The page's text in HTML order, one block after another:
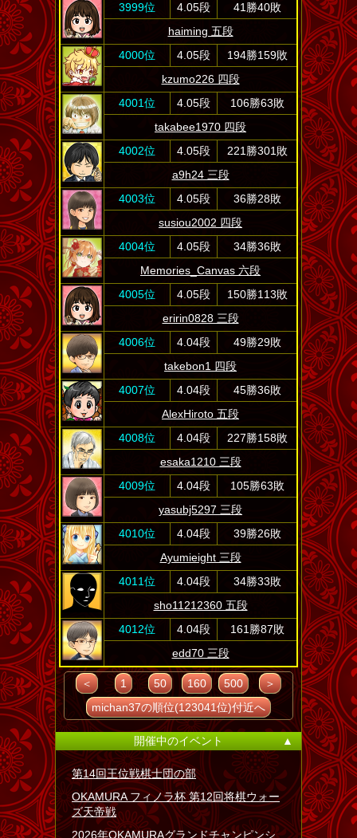
3999位
4.05段
41勝40敗
haiming 五段
4000位
4.05段
194勝159敗
kzumo226 四段
4001位
4.05段
106勝63敗
takabee1970 四段
4002位
4.05段
221勝301敗
a9h24 三段
4003位
4.05段
36勝28敗
susiou2002 四段
4004位
4.05段
34勝36敗
Memories_Canvas 六段
4005位
4.05段
150勝113敗
eririn0828 三段
4006位
4.04段
49勝29敗
takebon1 四段
4007位
4.04段
45勝36敗
AlexHiroto 五段
4008位
4.04段
227勝158敗
esaka1210 三段
4009位
4.04段
105勝63敗
yasubj5297 三段
4010位
4.04段
39勝26敗
Ayumieight 三段
4011位
4.04段
34勝33敗
sho11212360 五段
4012位
4.04段
161勝87敗
edd70 三段
＜ 1 50 160 500
＞
michan37の順位(123041位)付近へ
開催中のイベント ▲
第14回王位戦棋士団の部
OKAMURA フィノラ杯 第12回将棋ウォー
ズ天帝戦
2026年OKAMURAグランドチャンピンシ